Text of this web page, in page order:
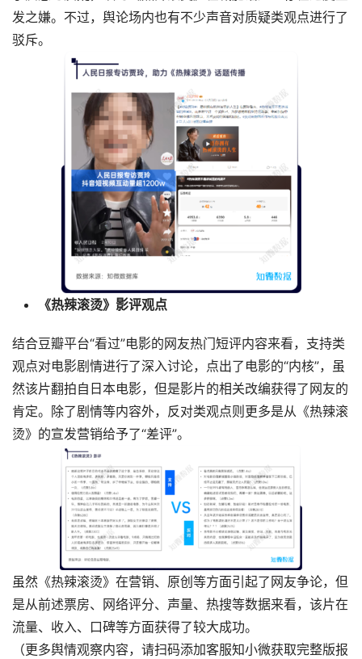
发之嫌。不过，舆论场内也有不少声音对质疑类观点进行了
驳斥。
《热辣滚烫》影评观点
结合豆瓣平台“看过”电影的网友热门短评内容来看，支持类
观点对电影剧情进行了深入讨论，点出了电影的“内核”，虽
然该片翻拍自日本电影，但是影片的相关改编获得了网友的
肯定。除了剧情等内容外，反对类观点则更多是从《热辣滚
烫》的宣发营销给予了“差评”。
虽然《热辣滚烫》在营销、原创等方面引起了网友争论，但
是从前述票房、网络评分、声量、热搜等数据来看，该片在
流量、收入、口碑等方面获得了较大成功。
（更多舆情观察内容，请扫码添加客服知小微获取完整版报